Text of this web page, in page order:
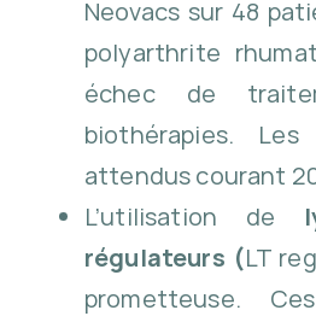
Neovacs sur 48
polyarthrite
échec de
biothérapies.
attendus courant
L’utilisation de
régulateurs (LT
prometteuse.